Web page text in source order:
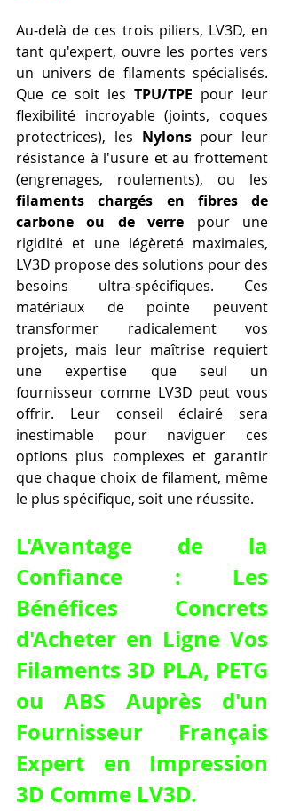
Au-delà de ces trois piliers, LV3D, en
tant qu'expert, ouvre les portes vers
un univers de filaments spécialisés.
Que ce soit les TPU/TPE pour leur
flexibilité incroyable (joints, coques
protectrices), les Nylons pour leur
résistance à l'usure et au frottement
filaments chargés en fibres de
carbone ou de verre pour une
rigidité et une légèreté maximales,
LV3D propose des solutions pour des
besoins ultra-spécifiques. Ces
matériaux de pointe peuvent
transformer radicalement vos
projets, mais leur maîtrise requiert
une expertise que seul un
fournisseur comme LV3D peut vous
offrir. Leur conseil éclairé sera
inestimable pour naviguer ces
options plus complexes et garantir
que chaque choix de filament, même
le plus spécifique, soit une réussite.
L'Avantage de la
Confiance : Les
Bénéfices Concrets
d'Acheter en Ligne Vos
Filaments 3D PLA, PETG
ou ABS Auprès d'un
Fournisseur Français
Expert en Impression
3D Comme LV3D.